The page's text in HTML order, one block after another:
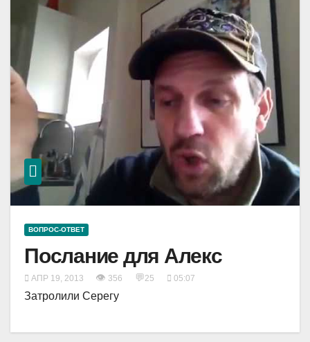
ВОПРОС-ОТВЕТ
Послание для Алекс
АПР 19, 2013 👁 356 💬25 05:07
Затролили Серегу